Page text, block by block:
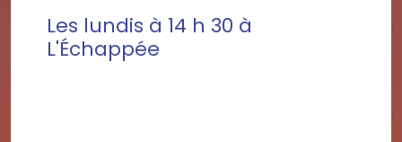
Les lundis à 14 h 30 à
L'Échappée